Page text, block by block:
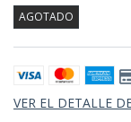
AGOTADO
VER EL DETALLE